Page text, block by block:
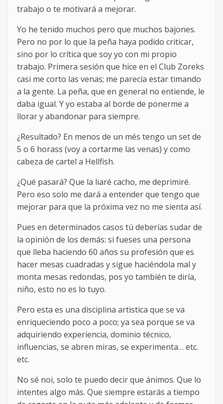
trabajo o te motivará a mejorar.
Yo he tenido muchos pero que muchos bajones.
Pero no por lo que la peña haya podido criticar,
sino por lo crítica que soy yo con mi propio
trabajo. Primera sesión que hice en el Club Zoreks
casi me corto las venas; me parecía estar timando
a la gente. La peña, que en general no entiende, le
daba igual. Y yo estaba al borde de ponerme a
llorar y abandonar para siempre.
¿Resultado? En menos de un més tengo un set de
5 o 6 horass (voy a cortarme las venas) y como
cabeza de cartel a Hellfish.
¿Qué pasará? Que la liaré cacho, me deprimiré.
Pero eso solo me dará a entender que tengo que
mejorar para que la próxima vez no me sienta así.
Pues en determinados casos tú deberías sudar de
la opinión de los demás: si fueses una persona
que lleba haciendo 60 años su profesión que es
hacer mesas cuadradas y sigue haciéndola mal y
monta mesas redondas, pos yo también te diría,
niño, esto no es lo tuyo.
Pero esta es una disciplina artistica que se va
enriqueciendo poco a poco; ya sea porque se va
adquiriendo experiencia, dominio técnico,
influencias, se abren miras, se experimenta… etc.
etc.
No sé noi, solo te puedo decir que ánimos. Que lo
intentes algo más. Que siempre estarás a tiempo